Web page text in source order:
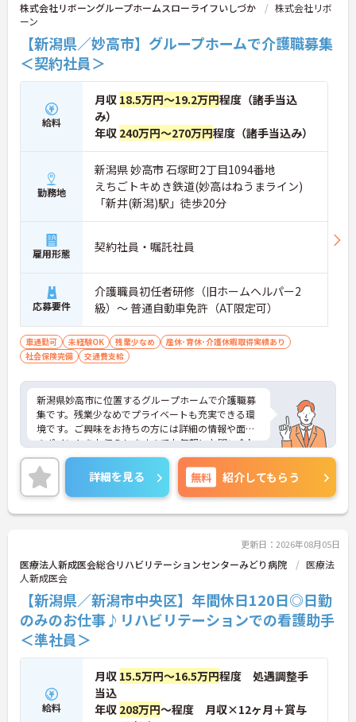
株式会社リボーングループホームスローライフいしづか
株式会社リボ
ーン
【新潟県／妙高市】グループホームで介護職募集
＜契約社員＞
給料
月収 18.5万円～19.2万円程度（諸手当込
み）
年収 240万円～270万円程度（諸手当込み）
勤務地
新潟県 妙高市 石塚町2丁目1094番地
えちごトキめき鉄道(妙高はねうまライン)
「新井(新潟)駅」徒歩20分
雇用形態 契約社員・嘱託社員
応募要件
介護職員初任者研修（旧ホームヘルパー2
級）～ 普通自動車免許（AT限定可）
車通勤可 未経験OK 残業少なめ
産休･育休･介護休暇取得実績あり
社会保険完備
交通費支給
新潟県妙高市に位置するグループホームで介護職募
集です。残業少なめでプライベートも充実できる環
境です。ご興味をお持ちの方には詳細の情報や面接
のポイントをお伝えしますのでお気軽にお問い合わ
せくださいませ。
詳細を見る 無料 紹介してもらう
更新日：2026年08月05日
医療法人新成医会総合リハビリテーションセンターみどり病院
医療法
人新成医会
【新潟県／新潟市中央区】年間休日120日◎日勤
のみのお仕事♪リハビリテーションでの看護助手
＜準社員＞
給料
月収 15.5万円～16.5万円程度 処遇調整手
当込
年収 208万円～程度 月収×12ヶ月＋賞与